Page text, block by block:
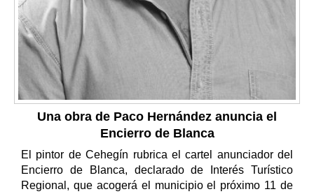
Una obra de Paco Hernández anuncia el
Encierro de Blanca
El pintor de Cehegín rubrica el cartel anunciador del
Encierro de Blanca, declarado de Interés Turístico
Regional, que acogerá el municipio el próximo 11 de